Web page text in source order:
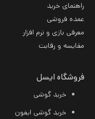
راهنمای خرید
عمده فروشی
معرفی بازی و نرم افزار
مقایسه و رقابت
فروشگاه ایسل
خرید گوشی
خرید گوشی ایفون